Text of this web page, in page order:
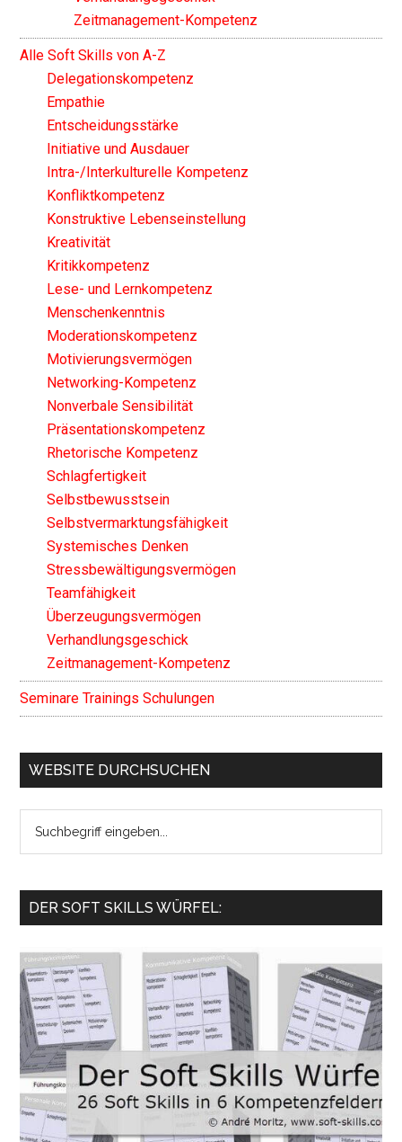
Zeitmanagement-Kompetenz
Alle Soft Skills von A-Z
Delegationskompetenz
Empathie
Entscheidungsstärke
Initiative und Ausdauer
Intra-/Interkulturelle Kompetenz
Konfliktkompetenz
Konstruktive Lebenseinstellung
Kreativität
Kritikkompetenz
Lese- und Lernkompetenz
Menschenkenntnis
Moderationskompetenz
Motivierungsvermögen
Networking-Kompetenz
Nonverbale Sensibilität
Präsentationskompetenz
Rhetorische Kompetenz
Schlagfertigkeit
Selbstbewusstsein
Selbstvermarktungsfähigkeit
Systemisches Denken
Stressbewältigungsvermögen
Teamfähigkeit
Überzeugungsvermögen
Verhandlungsgeschick
Zeitmanagement-Kompetenz
Seminare Trainings Schulungen
WEBSITE DURCHSUCHEN
...
DER SOFT SKILLS WÜRFEL: